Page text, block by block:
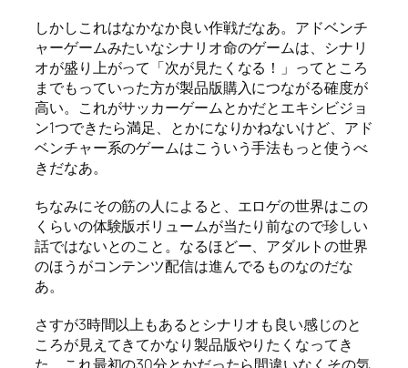
しかしこれはなかなか良い作戦だなあ。アドベンチ
ャーゲームみたいなシナリオ命のゲームは、シナリ
オが盛り上がって「次が見たくなる！」ってところ
までもっていった方が製品版購入につながる確度が
高い。これがサッカーゲームとかだとエキシビジョ
ン1つできたら満足、とかになりかねないけど、アド
ベンチャー系のゲームはこういう手法もっと使うべ
きだなあ。
ちなみにその筋の人によると、エロゲの世界はこの
くらいの体験版ボリュームが当たり前なので珍しい
話ではないとのこと。なるほどー、アダルトの世界
のほうがコンテンツ配信は進んでるものなのだな
あ。
さすが3時間以上もあるとシナリオも良い感じのと
ころが見えてきてかなり製品版やりたくなってき